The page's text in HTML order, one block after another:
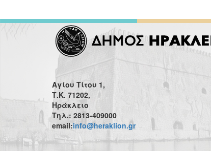
Αγίου Τίτου 1,
Τ.Κ. 71202,
Ηράκλειο
Τηλ.: 2813-409000
email:info@heraklion.gr